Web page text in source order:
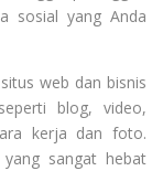
sosial yang Anda
web dan bisnis
blog, video,
kerja dan foto.
sangat hebat